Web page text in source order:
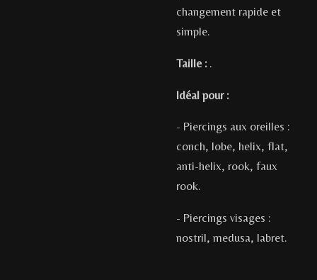
changement rapide et
simple.
Taille :.
Idéal pour :
- Piercings aux oreilles :
conch, lobe, helix, flat,
anti-helix, rook, faux
rook.
- Piercings visages :
nostril, medusa, labret.